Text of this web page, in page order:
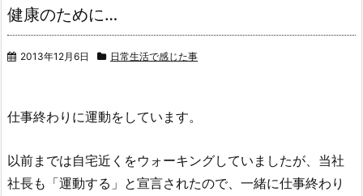
健康のために…
2013年12月6日 日常生活で感じた事
仕事終わりに運動をしています。
以前までは自宅近くをウォーキングしていましたが、 当社
社長も「運動する」と宣言されたので、一緒に仕事終わり